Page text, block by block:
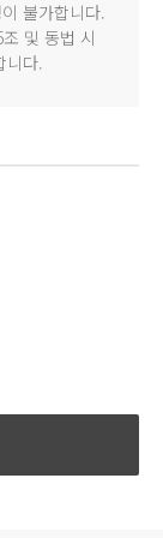
불가합니다.
및 동법 시
니다.